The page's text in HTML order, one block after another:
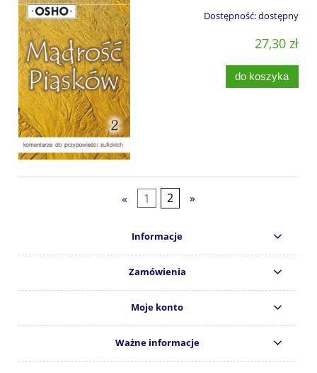
Dostępność:dostępny
27,30 zł
do koszyka
« 1 2 »
Informacje
Zamówienia
Moje konto
Ważne informacje